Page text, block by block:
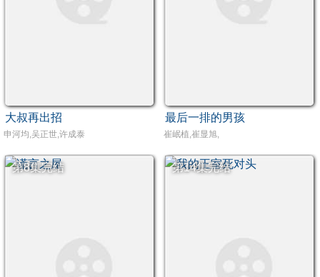
大叔再出招
申河均,吴正世,许成泰
最后一排的男孩
崔岷植,崔显旭,
第8集完结 第14集完结